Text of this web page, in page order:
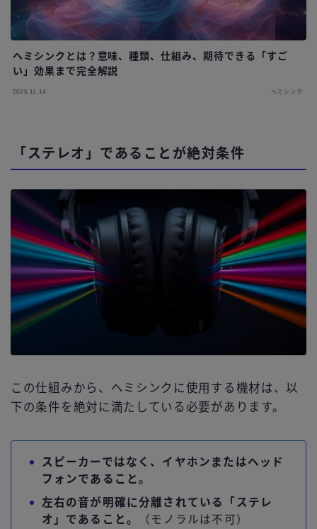
ヘミシンクとは？意味、種類、仕組み、期待できる「すご
い」効果まで完全解説
2025.11.14 ヘミシンク
「ステレオ」であることが絶対条件
この仕組みから、ヘミシンクに使用する機材は、以
下の条件を絶対に満たしている必要があります。
スピーカーではなく、イヤホンまたはヘッド
フォンであること。
左右の音が明確に分離されている「ステレ
オ」であること。
（モノラルは不可）